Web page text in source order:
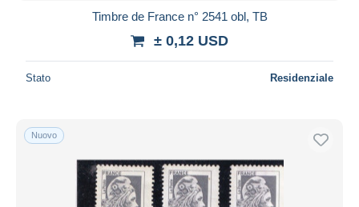
Timbre de France n° 2541 obl, TB
± 0,12 USD
Stato Residenziale
Nuovo